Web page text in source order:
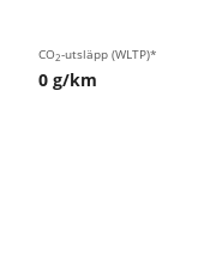
CO2-utsläpp (WLTP)*
0 g/km